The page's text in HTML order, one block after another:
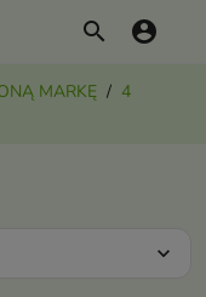
search account_circle
MARKĘ
4
expand_more